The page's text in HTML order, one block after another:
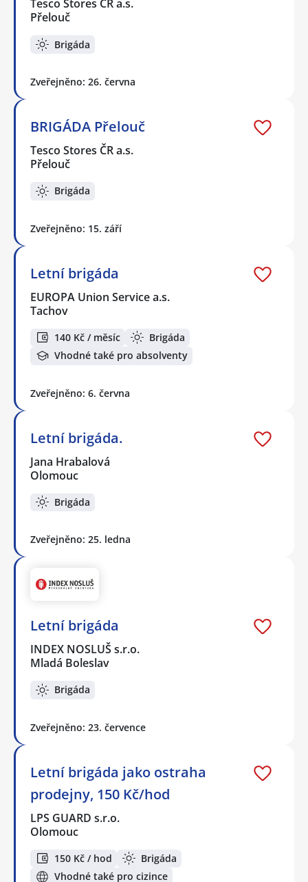
Tesco Stores ČR a.s.
Přelouč
Brigáda
Zveřejněno: 26. června
BRIGÁDA Přelouč
Tesco Stores ČR a.s.
Přelouč
Brigáda
Zveřejněno: 15. září
Letní brigáda
EUROPA Union Service a.s.
Tachov
140 Kč / měsíc
Brigáda
Vhodné také pro absolventy
Zveřejněno: 6. června
Letní brigáda.
Jana Hrabalová
Olomouc
Brigáda
Zveřejněno: 25. ledna
Letní brigáda
INDEX NOSLUŠ s.r.o.
Mladá Boleslav
Brigáda
Zveřejněno: 23. července
Letní brigáda jako ostraha
prodejny, 150 Kč/hod
LPS GUARD s.r.o.
Olomouc
150 Kč / hod
Brigáda
Vhodné také pro cizince